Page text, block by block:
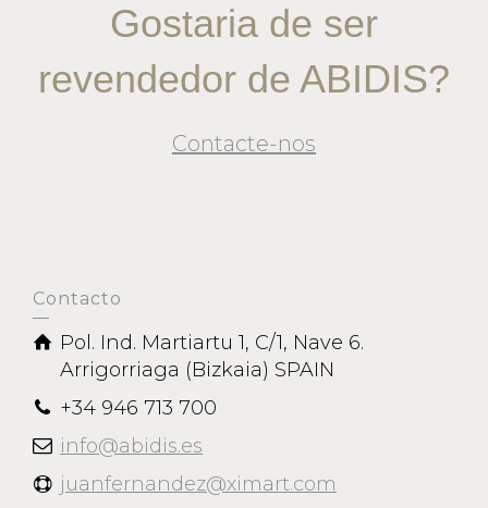
Gostaria de ser
revendedor de ABIDIS?
Contacte-nos
Contacto
Pol. Ind. Martiartu 1, C/1, Nave 6.
Arrigorriaga (Bizkaia) SPAIN
+34 946 713 700
info@abidis.es
juanfernandez@ximart.com